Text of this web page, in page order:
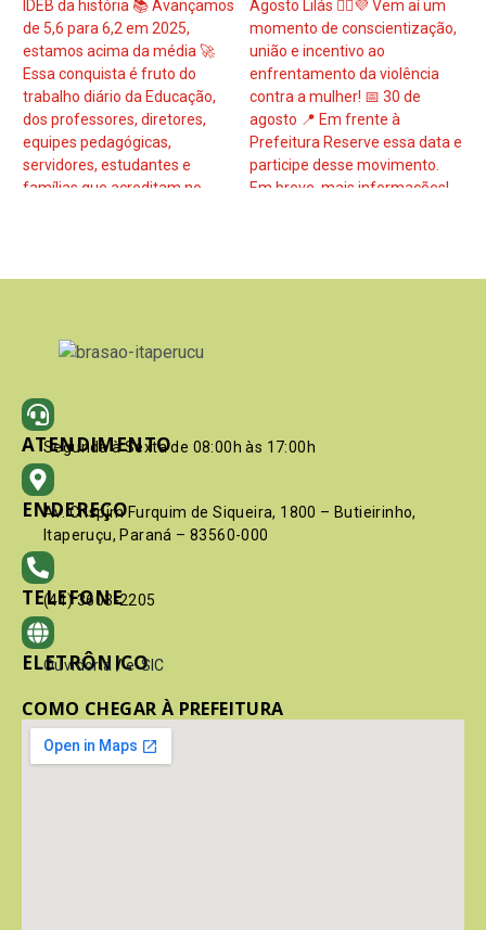
ATENDIMENTO
Segunda à Sexta de 08:00h às 17:00h
ENDEREÇO
Av. Crispim Furquim de Siqueira, 1800 – Butieirinho,
Itaperuçu, Paraná – 83560-000
TELEFONE
(41) 3603-2205
ELETRÔNICO
Ouvidoria / e-SIC
COMO CHEGAR À PREFEITURA